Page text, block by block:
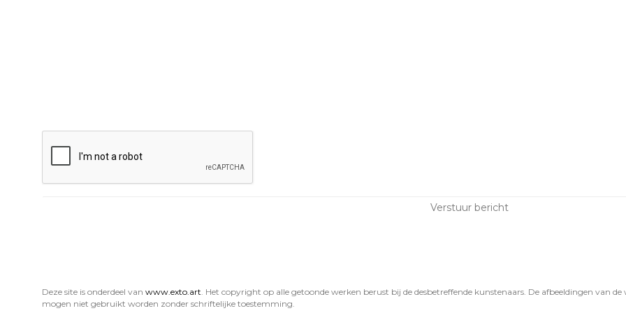
Deze site is onderdeel van www.exto.art. Het copyright op alle getoonde werken berust bij de desbetreffende kunstenaars. De afbeeldingen van de
mogen niet gebruikt worden zonder schriftelijke toestemming.